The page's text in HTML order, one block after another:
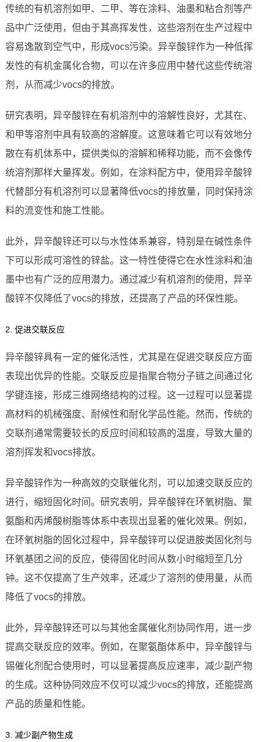
传统的有机溶剂如甲、二甲、等在涂料、油墨和粘合剂等产
品中广泛使用，但由于其高挥发性，这些溶剂在生产过程中
容易逸散到空气中，形成vocs污染。异辛酸锌作为一种低挥
发性的有机金属化合物，可以在许多应用中替代这些传统溶
剂，从而减少vocs的排放。
研究表明，异辛酸锌在有机溶剂中的溶解性良好，尤其在、
和甲等溶剂中具有较高的溶解度。这意味着它可以有效地分
散在有机体系中，提供类似的溶解和稀释功能，而不会像传
统溶剂那样大量挥发。例如，在涂料配方中，使用异辛酸锌
代替部分有机溶剂可以显著降低vocs的排放量，同时保持涂
料的流变性和施工性能。
此外，异辛酸锌还可以与水性体系兼容，特别是在碱性条件
下可以形成可溶性的锌盐。这一特性使得它在水性涂料和油
墨中也有广泛的应用潜力。通过减少有机溶剂的使用，异辛
酸锌不仅降低了vocs的排放，还提高了产品的环保性能。
2. 促进交联反应
异辛酸锌具有一定的催化活性，尤其是在促进交联反应方面
表现出优异的性能。交联反应是指聚合物分子链之间通过化
学键连接，形成三维网络结构的过程。这一过程可以显著提
高材料的机械强度、耐候性和耐化学品性能。然而，传统的
交联剂通常需要较长的反应时间和较高的温度，导致大量的
溶剂挥发和vocs排放。
异辛酸锌作为一种高效的交联催化剂，可以加速交联反应的
进行，缩短固化时间。研究表明，异辛酸锌在环氧树脂、聚
氨酯和丙烯酸树脂等体系中表现出显著的催化效果。例如，
在环氧树脂的固化过程中，异辛酸锌可以促进胺类固化剂与
环氧基团之间的反应，使得固化时间从数小时缩短至几分
钟。这不仅提高了生产效率，还减少了溶剂的使用量，从而
降低了vocs的排放。
此外，异辛酸锌还可以与其他金属催化剂协同作用，进一步
提高交联反应的效率。例如，在聚氨酯体系中，异辛酸锌与
锡催化剂配合使用时，可以显著提高反应速率，减少副产物
的生成。这种协同效应不仅可以减少vocs的排放，还能提高
产品的质量和性能。
3. 减少副产物生成